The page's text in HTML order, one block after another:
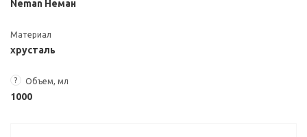
Neman Неман
Материал
хрусталь
? Объем, мл
1000